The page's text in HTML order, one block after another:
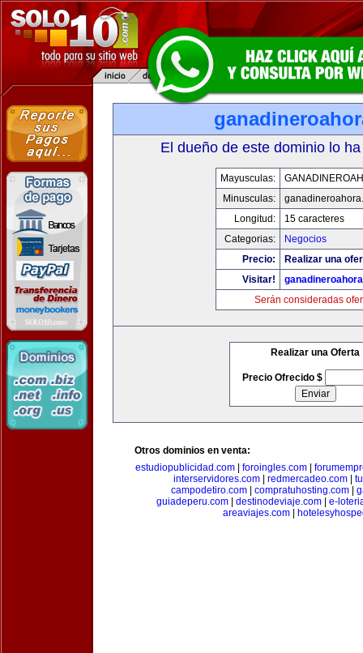
El dueño de este dominio lo
Mayusculas:
Minusculas:
Longitud:
15 caracteres
Categorias:
Negocios
Precio:
Realizar una
Visitar!
Serán consideradas
Realizar una Oferta
Precio Ofrecido $
Otros dominios en venta:
estudiopublicidad.com| foroingles.com|
interservidores.com
redmercadeo.com
campodetiro.com
compratuhosting.com
guiadeperu.com
destinodeviaje.com
e-
areaviajes.com